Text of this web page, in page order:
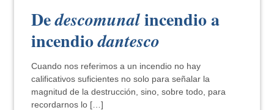
Dedescomunalincendio a
incendiodantesco
Cuando nos referimos a un incendio no hay
calificativos suficientes no solo para señalar la
magnitud de la destrucción, sino, sobre todo, para
recordarnos lo […]